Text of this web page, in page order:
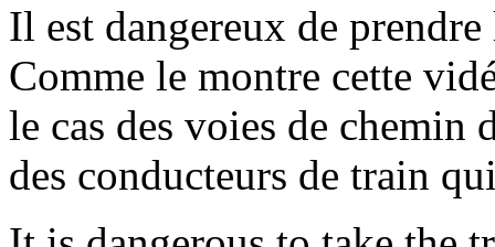
Il est dangereux de
Comme le montre cette
le cas des voies de chemin
des conducteurs de train